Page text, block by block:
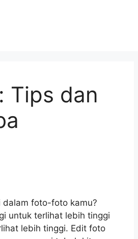
Tips dan
dalam foto-foto kamu?
untuk terlihat lebih tinggi
lebih tinggi. Edit foto